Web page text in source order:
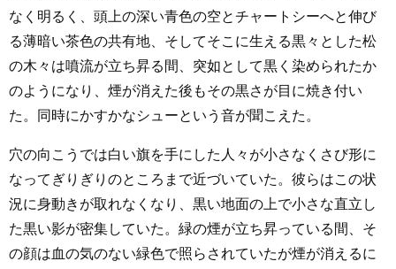
なく明るく、頭上の深い青色の空とチャートシーへと伸び
る薄暗い茶色の共有地、そしてそこに生える黒々とした松
の木々は噴流が立ち昇る間、突如として黒く染められたか
のようになり、煙が消えた後もその黒さが目に焼き付い
た。同時にかすかなシューという音が聞こえた。
穴の向こうでは白い旗を手にした人々が小さなくさび形に
なってぎりぎりのところまで近づいていた。彼らはこの状
況に身動きが取れなくなり、黒い地面の上で小さな直立し
た黒い影が密集していた。緑の煙が立ち昇っている間、そ
の顔は血の気のない緑色で照らされていたが煙が消えるに